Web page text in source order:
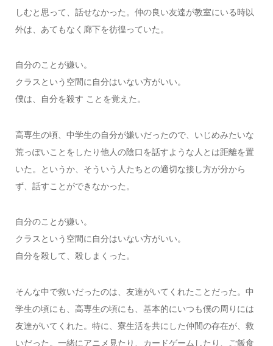
しむと思って、話せなかった。仲の良い友達が教室にいる時以
外は、あてもなく廊下を彷徨っていた。
自分のことが嫌い。
クラスという空間に自分はいない方がいい。
僕は、自分を殺す ことを覚えた。
高専生の頃、中学生の自分が嫌いだったので、いじめみたいな
荒っぽいことをしたり他人の陰口を話すような人とは距離を置
いた。というか、そういう人たちとの適切な接し方が分から
ず、話すことができなかった。
自分のことが嫌い。
クラスという空間に自分はいない方がいい。
自分を殺して、殺しまくった。
そんな中で救いだったのは、友達がいてくれたことだった。中
学生の頃にも、高専生の頃にも、基本的にいつも僕の周りには
友達がいてくれた。特に、寮生活を共にした仲間の存在が、救
いだった。一緒にアニメ見たり、カードゲームしたり、ご飯食